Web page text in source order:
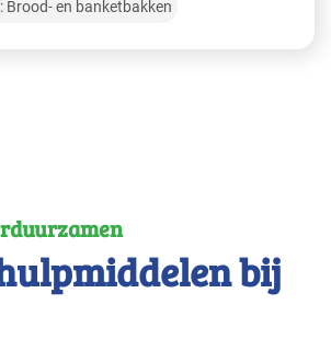
Brood- en banketbakken
bij